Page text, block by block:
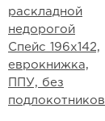
раскладной
недорогой
Спейс 196х142,
еврокнижка,
ППУ, без
подлокотников